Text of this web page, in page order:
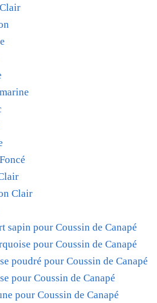
Clair
sapin pour Coussin de Canapé
pour Coussin de Canapé
poudré pour Coussin de Canapé
pour Coussin de Canapé
pour Coussin de Canapé